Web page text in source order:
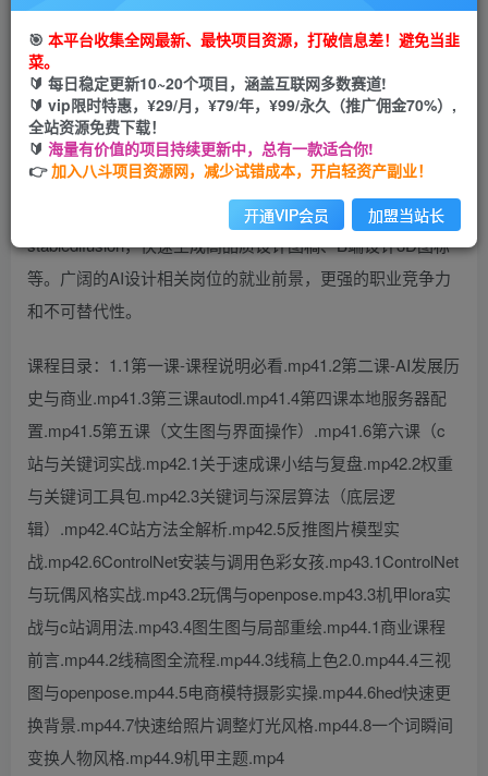
会员免费
您当前未登录！建议登陆后购买，可保存购买订单
AI绘画进阶课程-2.0机甲重绘。帮助你熟练运用
stabledifusion，快速生成高品质设计图稿、B端设计3D图标
等。广阔的AI设计相关岗位的就业前景，更强的职业竞争力
和不可替代性。
课程目录：1.1第一课-课程说明必看.mp41.2第二课-AI发展历
史与商业.mp41.3第三课autodl.mp41.4第四课本地服务器配
置.mp41.5第五课（文生图与界面操作）.mp41.6第六课（c
站与关键词实战.mp42.1关于速成课小结与复盘.mp42.2权重
与关键词工具包.mp42.3关键词与深层算法（底层逻
辑）.mp42.4C站方法全解析.mp42.5反推图片模型实
战.mp42.6ControlNet安装与调用色彩女孩.mp43.1ControlNet
与玩偶风格实战.mp43.2玩偶与openpose.mp43.3机甲lora实
战与c站调用法.mp43.4图生图与局部重绘.mp44.1商业课程
前言.mp44.2线稿图全流程.mp44.3线稿上色2.0.mp44.4三视
图与openpose.mp44.5电商模特摄影实操.mp44.6hed快速更
换背景.mp44.7快速给照片调整灯光风格.mp44.8一个词瞬间
变换人物风格.mp44.9机甲主题.mp4
🎯 本平台收集全网最新、最快项目资源，打破信息差！避免当韭
菜。
🔰 每日稳定更新10~20个项目，涵盖互联网多数赛道!
🔰 vip限时特惠，¥29/月，¥79/年，¥99/永久（推广佣金70%）,
全站资源免费下载！
🔰 海量有价值的项目持续更新中，总有一款适合你!
👉加入八斗项目资源网，减少试错成本，开启轻资产副业！
开通VIP会员 加盟当站长